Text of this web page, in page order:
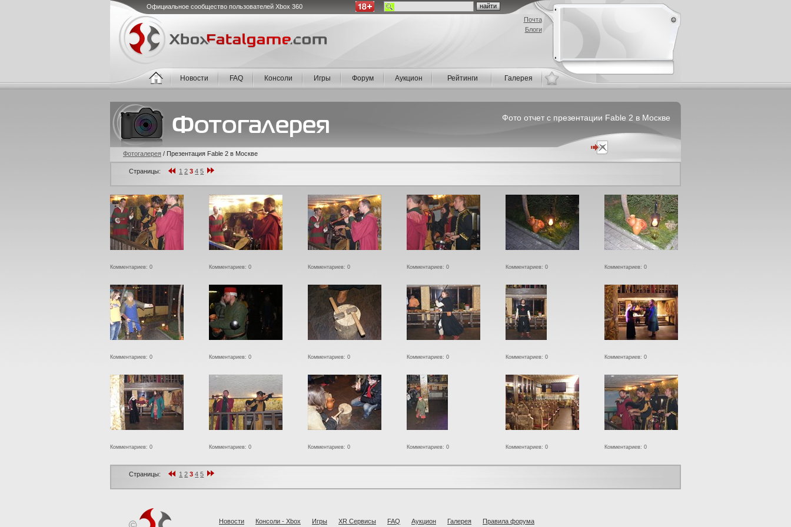
Почта
Блоги
Официальное сообщество пользователей Xbox 360
Новости FAQ Консоли Игры Форум Аукцион Рейтинги Галерея
Фотогалерея / Презентация Fable 2 в Москве
Фото отчет с презентации Fable 2 в Москве
Страницы: 1 2 3 4 5
Комментариев: 0 Комментариев: 0 Комментариев: 0 Комментариев: 0 Комментариев: 0 Комментариев: 0
Комментариев: 0 Комментариев: 0 Комментариев: 0 Комментариев: 0 Комментариев: 0 Комментариев: 0
Комментариев: 0 Комментариев: 0 Комментариев: 0 Комментариев: 0 Комментариев: 0 Комментариев: 0
Страницы: 1 2 3 4 5
Новости Консоли - Xbox Игры XR Cервисы FAQ Аукцион Галерея Правила форума